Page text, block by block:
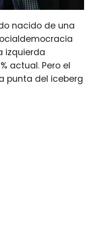
nacido de una
izquierda
actual. Pero el
punta del iceberg